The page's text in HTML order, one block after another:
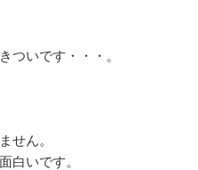
ついです・・・。
せん。
白いです。